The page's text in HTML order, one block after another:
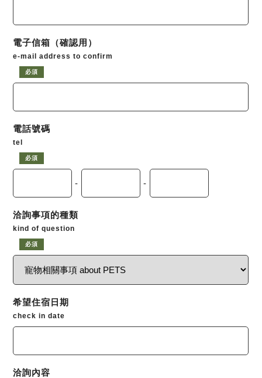
電子信箱（確認用）
e-mail address to confirm
必須
電話號碼
tel
必須
- -
洽詢事項的種類
kind of question
必須
希望住宿日期
check in date
洽詢內容